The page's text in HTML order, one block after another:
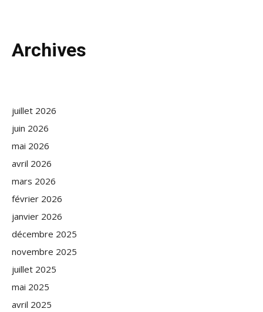
Archives
juillet 2026
juin 2026
mai 2026
avril 2026
mars 2026
février 2026
janvier 2026
décembre 2025
novembre 2025
juillet 2025
mai 2025
avril 2025